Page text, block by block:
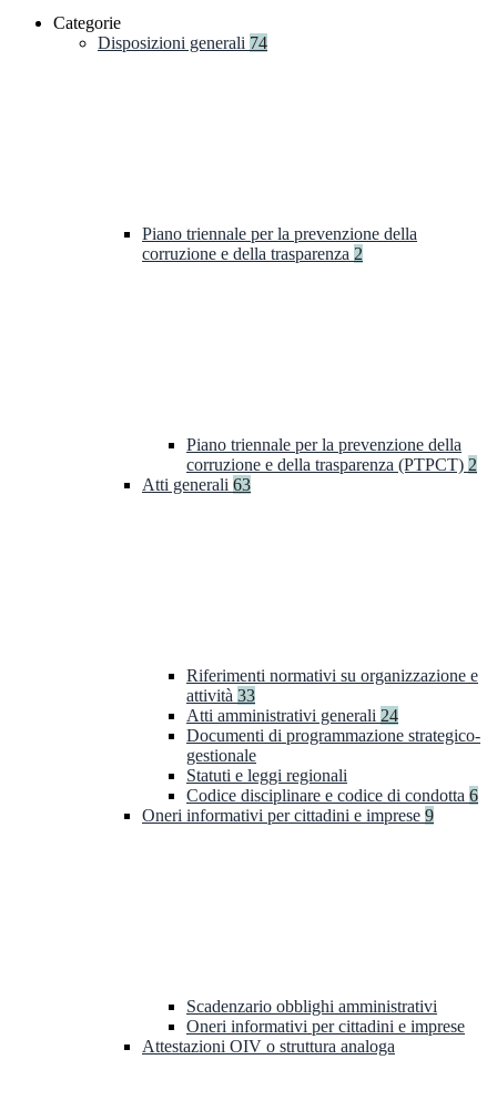
Categorie
Disposizioni generali 74
Piano triennale per la prevenzione della
corruzione e della trasparenza 2
Piano triennale per la prevenzione della
corruzione e della trasparenza (PTPCT) 2
Atti generali 63
Riferimenti normativi su organizzazione e
attività 33
Atti amministrativi generali 24
Documenti di programmazione strategico-
gestionale
Statuti e leggi regionali
Codice disciplinare e codice di condotta 6
Oneri informativi per cittadini e imprese 9
Scadenzario obblighi amministrativi
Oneri informativi per cittadini e imprese
Attestazioni OIV o struttura analoga